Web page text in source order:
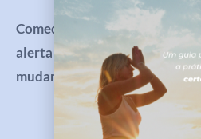
Comece com essa de apenas
alerta para o seu corpo que
mudar.